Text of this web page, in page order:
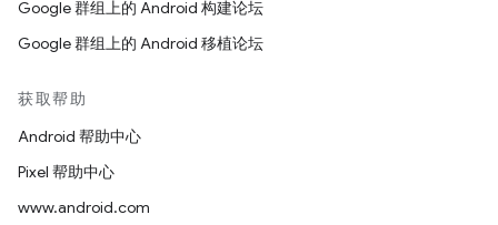
Google 群组上的 Android 构建论坛
Google 群组上的 Android 移植论坛
获取帮助
Android 帮助中心
Pixel 帮助中心
www.android.com